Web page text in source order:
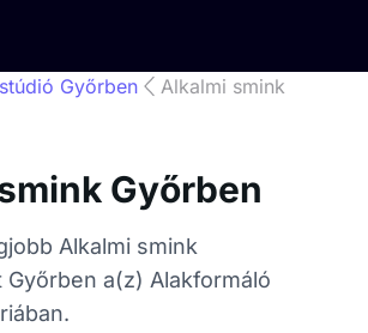
Győrben Alkalmi smink
Győrben
Alkalmi smink
Győrben a(z) Alakformáló